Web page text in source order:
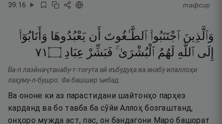
39:16 тафсир
وَٱلَّذِينَ ٱجْتَنَبُوا۟ ٱلطَّـٰغُوتَ أَن يَعْبُدُوهَا وَأَنَابُوٓا۟
إِلَى ٱللَّهِ لَهُمُ ٱلْبُشْرَىٰ ۚ فَبَشِّرْ عِبَادِ ۝١٧
Ва-л лазӣнаҷтанабу-т-тоғута ай яъбудуҳа ва анабу илаллоҳи
лаҳуму-л-бушро. Фа башшир ъибад.
Ва ононе ки аз парастидани шайтонҳо парҳез
карданд ва бо тавба ба сӯйи Аллоҳ бозгаштанд,
онҳоро мужда аст, пас, он бандагони Маро башорат